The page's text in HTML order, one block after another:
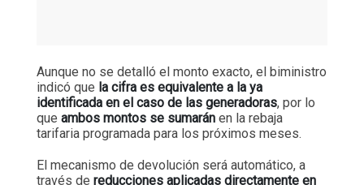
Aunque no se detalló el monto exacto, el biministro
indicó que la cifra es equivalente a la ya
identificada en el caso de las generadoras, por lo
que ambos montos se sumarán en la rebaja
tarifaria programada para los próximos meses.
El mecanismo de devolución será automático, a
través de reducciones aplicadas directamente en